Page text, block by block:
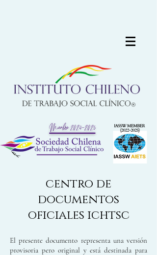
centro de
documentos
oficiales ichtsc
El presente documento representa una versión
provisoria pero original y está destinada para